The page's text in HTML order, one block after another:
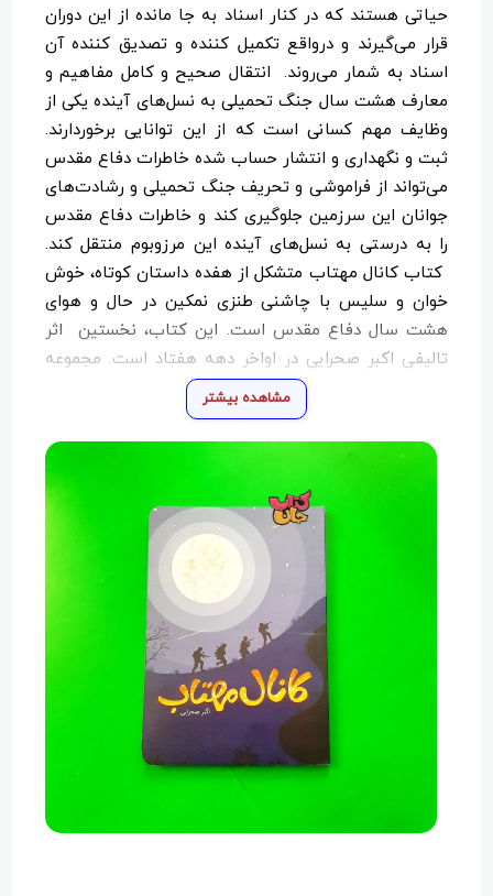
حیاتی هستند که در کنار اسناد به جا مانده از این دوران
قرار می‌گیرند و درواقع تکمیل کننده و تصدیق کننده آن
اسناد به شمار می‌روند. انتقال صحیح و کامل مفاهیم و
معارف هشت سال جنگ تحمیلی به نسل‌های آینده یکی از
وظایف مهم کسانی است که از این توانایی برخوردارند.
ثبت و نگهداری و انتشار حساب شده خاطرات دفاع مقدس
می‌تواند از فراموشی و تحریف جنگ تحمیلی و رشادت‌های
جوانان این سرزمین جلوگیری کند و خاطرات دفاع مقدس
را به درستی به نسل‌های آینده این مرزوبوم منتقل کند.
کتاب کانال مهتاب متشکل از هفده داستان کوتاه، خوش
خوان و سلیس با چاشنی طنزی نمکین در حال و هوای
هشت سال دفاع مقدس است. این کتاب، نخستین اثر
تالیفی اکبر صحرایی در اواخر دهه هفتاد است. مجموعه
ای که به خوبی درخشش و ظهور نویسنده جدیدی را در
حوزه ادبیات انقلاب اسلامی و خاطرات دفاع مقدس نوید
داد. کانال مهتاب؛ داستان صداقت، صفا و و ایثار نسل اول
انقلاب اسلامی است که نویسنده با تجربۀ حضور خودش
در صحنه های نبرد و ثبت دقیق خاطرات دفاع مقدس،
توانسته در تک تک داستان ها، تصاویری ملموس و ناب
در ذهن و دل مخاطب بیافریند. گفتنی است نشر جمال
پیش از این هم در زمینه ادبیات دفاع مقدس فعالیت
داشته است و کتاب‌هایی نظیر طنین همت را به چاپ
رسانده است. بخشی از کتاب: نصف شب، وقتی افراد
گروهان به میدان مین دشمن رسیدند. مرتضی با اندامی
ترکه‌ای و لباس سبز، دستانش را دور دهن گرد کرد. طول
ستون نظامی را پیمود و چند بارآهسته از ته گلو صدا را
بیرون داد: - همین جا استراحت می‌کنیم تا تخریب چیا
محور رو کنترل کنن. انگار همه منتظر فرمان استراحت
بودند. راهپیمایی طولانی شبانه، عرقشان را درآورده بود. ولو
مشاهده بیشتر